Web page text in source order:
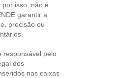
isso, não é
garantir a
precisão ou
responsável pelo
dos
nas caixas